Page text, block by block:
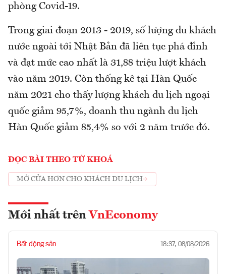
phòng Covid-19.
Trong giai đoạn 2013 - 2019, số lượng du khách
nước ngoài tới Nhật Bản đã liên tục phá đỉnh
và đạt mức cao nhất là 31,88 triệu lượt khách
vào năm 2019. Còn thống kê tại Hàn Quốc
năm 2021 cho thấy lượng khách du lịch ngoại
quốc giảm 95,7%, doanh thu ngành du lịch
Hàn Quốc giảm 85,4% so với 2 năm trước đó.
ĐỌC BÀI THEO TỪ KHOÁ
MỞ CỬA HƠN CHO KHÁCH DU LỊCH
Mới nhất trên VnEconomy
Bất động sản 18:37, 08/08/2026